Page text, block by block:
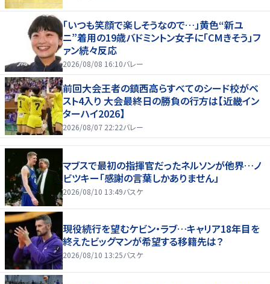
「いつも笑顔で楽しそうなので…」黄色“新ユ
ニ”着用の19歳バドミントン女子に「CMきそう」フ
ァン続々反応
2026/08/08 16:10バレー
前回大会王者の鎮西高らすべてのシード校がベ
スト4入り 大会最終日の勝負の行方は【近畿イン
ターハイ2026】
2026/08/07 22:22バレー
マブスで最初の指揮官だったネルソンが他界…ノ
ビツキー「感謝の言葉しかありません」
2026/08/10 13:49バスケ
現役続行を望むケビン・ラブ…キャリア18年目を
終えたビッグマンが希望する移籍先は？
2026/08/10 13:25バスケ